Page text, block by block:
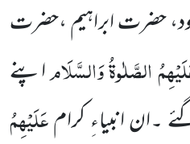
حضرت ابراہیم ،حضرت
الصَّلٰوۃُ وَالسَّلَاماپنے
۔ان انبیاءِ کرامعَلَیْہِمُ